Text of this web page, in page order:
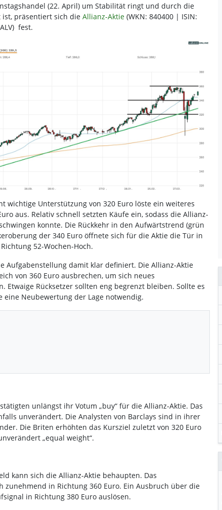
(22. April) um Stabilität ringt und durch die
ist, präsentiert sich die Allianz-Aktie (WKN: 840400 | ISIN:
fest.
wichtige Unterstützung von 320 Euro löste ein weiteres
aus. Relativ schnell setzten Käufe ein, sodass die Allianz-
konnte. Die Rückkehr in den Aufwärtstrend (grün
der 340 Euro öffnete sich für die Aktie die Tür in
52-Wochen-Hoch.
Aufgabenstellung damit klar definiert. Die Allianz-Aktie
von 360 Euro ausbrechen, um sich neues
Etwaige Rücksetzer sollten eng begrenzt bleiben. Sollte es
eine Neubewertung der Lage notwendig.
unlängst ihr Votum „buy“ für die Allianz-Aktie. Das
unverändert. Die Analysten von Barclays sind in ihrer
Die Briten erhöhten das Kursziel zuletzt von 320 Euro
„equal weight“.
kann sich die Allianz-Aktie behaupten. Das
zunehmend in Richtung 360 Euro. Ein Ausbruch über die
in Richtung 380 Euro auslösen.